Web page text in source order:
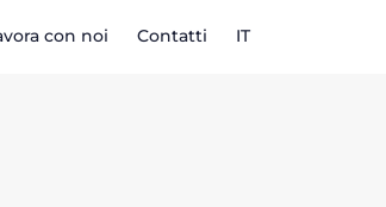
con noi Contatti IT